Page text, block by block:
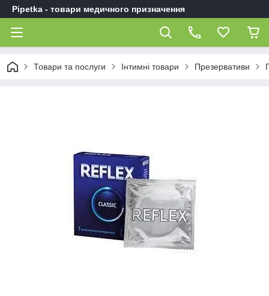
Pipetka - товари медичного призначення
Товари та послуги Інтимні товари Презервативи